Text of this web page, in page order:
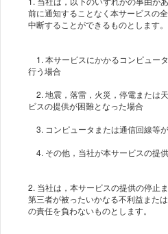
前に通知することなく本サービスの
1. 本サービスにかかるコンピュー
行う場合
2. 地震，落雷，火災，停電または
ビスの提供が困難となった場合
3. コンピュータまたは通信回線等
2. 当社は，本サービスの提供の停止
第三者が被ったいかなる不利益また
の責任を負わないものとします。